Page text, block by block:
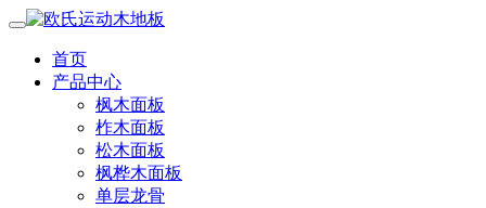
首页
产品中心
枫木面板
柞木面板
松木面板
枫桦木面板
单层龙骨